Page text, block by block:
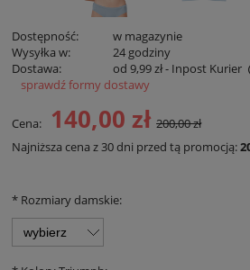
Dostępność:
w magazynie
Wysyłka w:
24 godziny
Dostawa:
od 9,99 zł- Inpost Kurier
Cena zawiera koszty płatności online
sprawdź formy dostawy
Cena: 140,00 zł 200,00 zł
Najniższa cena z 30 dni przed tą promocją:
* Rozmiary damskie: